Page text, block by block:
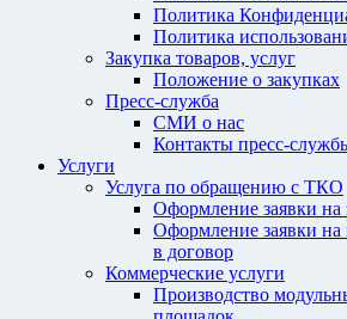
Политика
Политика
Закупка товаров, услуг
Положение о закупках
Пресс-служба
СМИ о нас
Контакты пресс-
Услуги
Услуга по обращению с ТКО
Оформление заявки на
Оформление заявки на
в договор
Коммерческие услуги
Производство